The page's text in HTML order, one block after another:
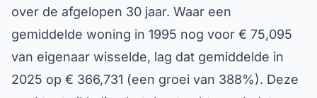
over de afgelopen 30 jaar. Waar een
gemiddelde woning in 1995 nog voor € 75,095
van eigenaar wisselde, lag dat gemiddelde in
2025 op € 366,731 (een groei van 388%). Deze